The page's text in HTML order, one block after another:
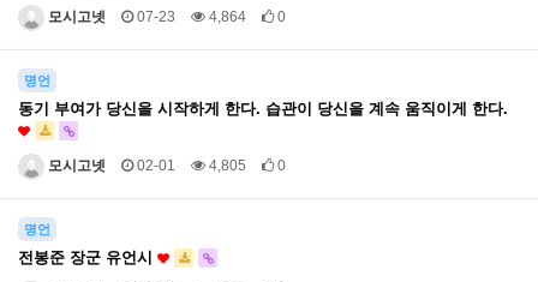
모시고넷 07-23 4,864 0
명언
동기 부여가 당신을 시작하게 한다. 습관이 당신을 계속 움직이게 한다.
모시고넷 02-01 4,805 0
명언
전봉준 장군 유언시